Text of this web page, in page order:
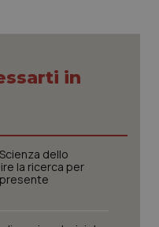
Ulcerosa
neurodegenerative
in
dello
la ricerca per